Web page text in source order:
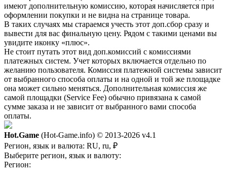
имеют дополнительную комиссию, которая начисляется при
оформлении покупки и не видна на странице товара.
В таких случаях мы стараемся учесть этот доп.сбор сразу и
вывести для вас финальную цену. Рядом с такими ценами вы
увидите иконку «плюс».
Не стоит путать этот вид доп.комиссий с комиссиями
платежных систем. Учет которых включается отдельно по
желанию пользователя. Комиссия платежной системы зависит
от выбранного способа оплаты и на одной и той же площадке
она может сильно меняться. Дополнительная комиссия же
самой площадки (Service Fee) обычно привязана к самой
сумме заказа и не зависит от выбранного вами способа
оплаты.
Hot.Game (Hot-Game.info) © 2013-2026 v4.1
Регион, язык и валюта: RU, ru, ₽
Выберите регион, язык и валюту:
Регион: